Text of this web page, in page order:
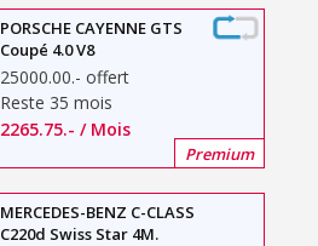
PORSCHE CAYENNE GTS
Coupé 4.0 V8
25000.00.- offert
Reste 35 mois
2265.75.- / Mois
Premium
MERCEDES-BENZ C-CLASS
C220d Swiss Star 4M.